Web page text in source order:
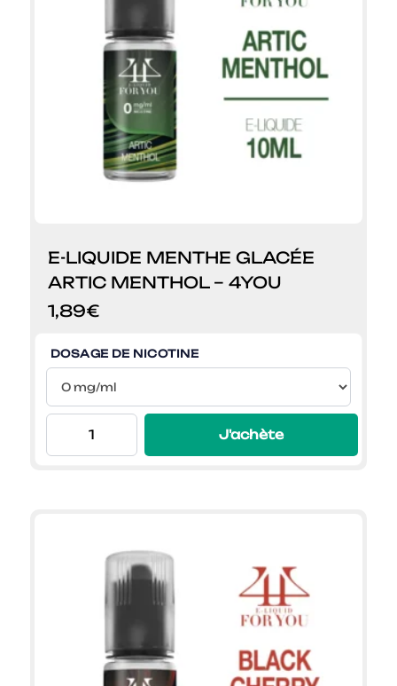
E-LIQUIDE MENTHE GLACÉE
ARTIC MENTHOL – 4YOU
1,89€
DOSAGE DE NICOTINE
J'achète